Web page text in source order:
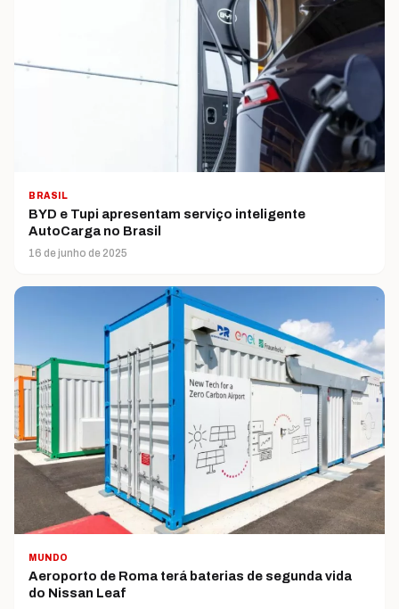
BRASIL
BYD e Tupi apresentam serviço inteligente
AutoCarga no Brasil
16 de junho de 2025
MUNDO
Aeroporto de Roma terá baterias de segunda vida
do Nissan Leaf